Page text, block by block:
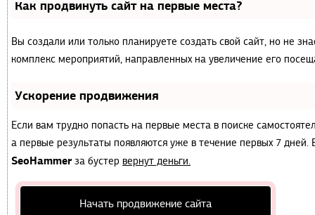
Как продвинуть сайт на первые места?
Вы создали или только планируете создать свой сайт, но не
комплекс мероприятий, направленных на увеличение его
Ускорение продвижения
Если вам трудно попасть на первые места в поиске
а первые результаты появляются уже в течение первых 7
SeoHammerза бустер вернут деньги.
Начать продвижение сайта